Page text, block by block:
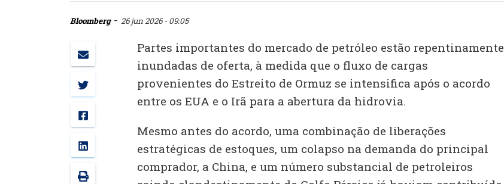
Bloomberg- 26 jun 2026 - 09:05
Partes importantes do mercado de petróleo estão repentinamente
inundadas de oferta, à medida que o fluxo de cargas
provenientes do Estreito de Ormuz se intensifica após o acordo
entre os EUA e o Irã para a abertura da hidrovia.
Mesmo antes do acordo, uma combinação de liberações
estratégicas de estoques, um colapso na demanda do principal
comprador, a China, e um número substancial de petroleiros